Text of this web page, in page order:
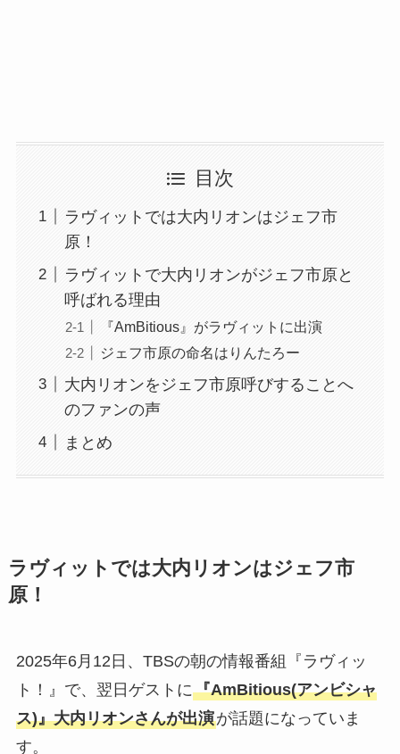
目次
ラヴィットでは大内リオンはジェフ市
原！
ラヴィットで大内リオンがジェフ市原と
呼ばれる理由
『AmBitious』がラヴィットに出演
ジェフ市原の命名はりんたろー
大内リオンをジェフ市原呼びすることへ
のファンの声
まとめ
ラヴィットでは大内リオンはジェフ市
原！
2025年6月12日、TBSの朝の情報番組『ラヴィッ
ト！』で、翌日ゲストに『AmBitious(アンビシャ
ス)』大内リオンさんが出演が話題になっていま
す。